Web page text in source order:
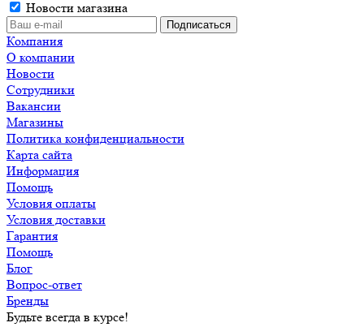
Новости магазина
Компания
О компании
Новости
Сотрудники
Вакансии
Магазины
Политика конфиденциальности
Карта сайта
Информация
Помощь
Условия оплаты
Условия доставки
Гарантия
Помощь
Блог
Вопрос-ответ
Бренды
Будьте всегда в курсе!